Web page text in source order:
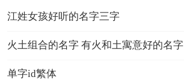
江姓女孩好听的名字三字
火土组合的名字 有火和土寓意好的名字
单字id繁体